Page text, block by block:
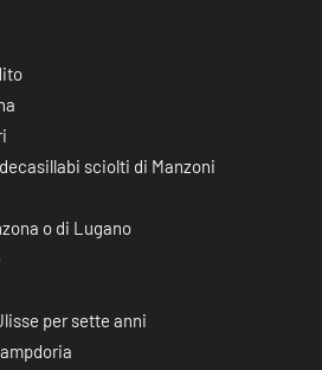
sciolti di Manzoni
o di Lugano
per sette anni